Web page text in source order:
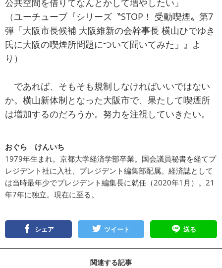
公共空間を借りてなんとかして増やしたい」
（ユーチューブ『シリーズ〝STOP！ 受動喫煙〟第7
弾「大阪市長候補 大阪維新の会幹事長 横山ひでゆき
氏に大阪の喫煙所問題について聞いてみた」』よ
り）
であれば、そもそも規制しなければいいではない
か。横山新体制となった大阪市で、果たして喫煙所
は増加するのだろうか。努力を注視していきたい。
おぐら けんいち
1979年生まれ。京都大学経済学部卒業。国会議員秘書を経てプ
レジデント社に入社、プレジデント編集部配属。経済誌として
は当時最年少でプレジデント編集長に就任（2020年1月）。21
年7年に独立。現在に至る。
シェア ツイート 送る
関連する記事